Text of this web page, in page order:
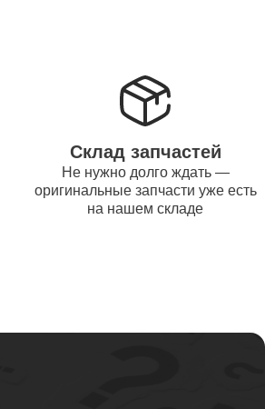
от 1595
Склад запчастей
Не нужно долго ждать —
оригинальные запчасти уже есть
на нашем складе